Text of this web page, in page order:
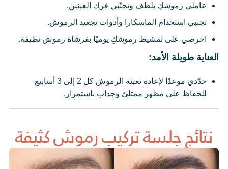
عاملي رموشكِ بلطف وتجنّبي فرك العينين.
تجنبي استخدام الماسكارا وأدوات تجعيد الرموش.
احرصي على تمشيط رموشكِ يوميًا بفرشاة رموش نظيفة.
العناية طويلة الأمد:
حدّدي موعدًا لإعادة تعبئة الرموش كل 2 إلى 3 أسابيع
للحفاظ على مظهر ممتلئ وجذاب باستمرار.
نتائج جلسة تركيب رموش كثيفة